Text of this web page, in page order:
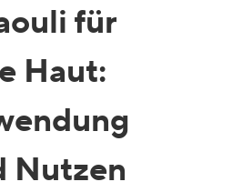
für
Haut:
Nutzen